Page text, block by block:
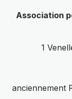
Association
1
anciennement